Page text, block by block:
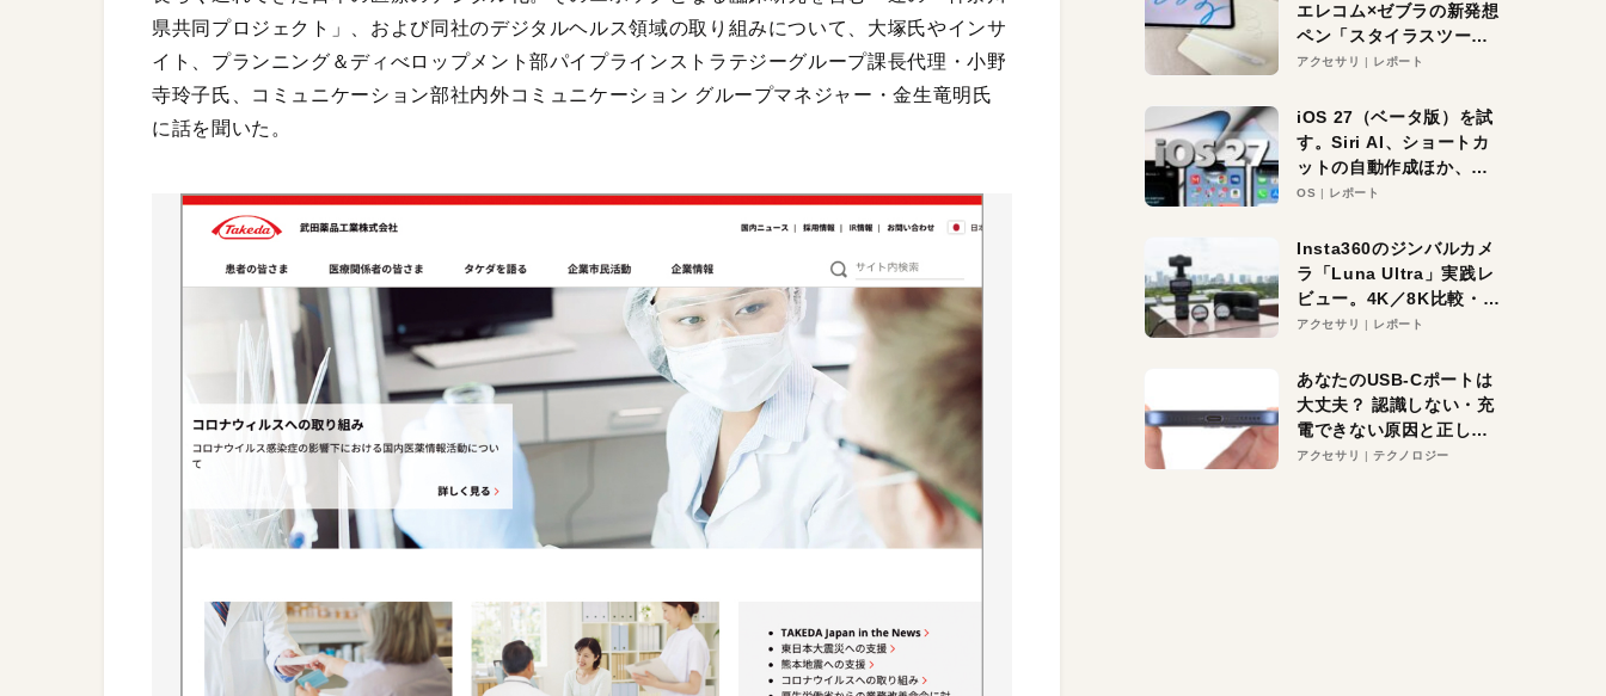
県共同プロジェクト」、および同社のデジタルヘルス領域の取り組みについて、大塚氏やインサ
イト、プランニング＆ディべロップメント部パイプラインストラテジーグループ課長代理・小野
寺玲子氏、コミュニケーション部社内外コミュニケーション グループマネジャー・金生竜明氏
に話を聞いた。
エレコム×ゼブラの新発想
ペン「スタイラスツーウ
ェイ」レビュー。持ち替
アクセサリ レポート
iOS 27（ベータ版）を試
す。Siri AI、ショートカ
ットの自動作成ほか、期
待大の便利機能5選。
る未来はすぐそこ！
OS レポート
Insta360のジンバルカメ
ラ「Luna Ultra」実践レ
ビュー。4K／8K比較・ズ
ーム・夜間撮影をチェッ
アクセサリ レポート
あなたのUSB-Cポートは
大丈夫？ 認識しない・充
電できない原因と正しい
対策
アクセサリ テクノロジー